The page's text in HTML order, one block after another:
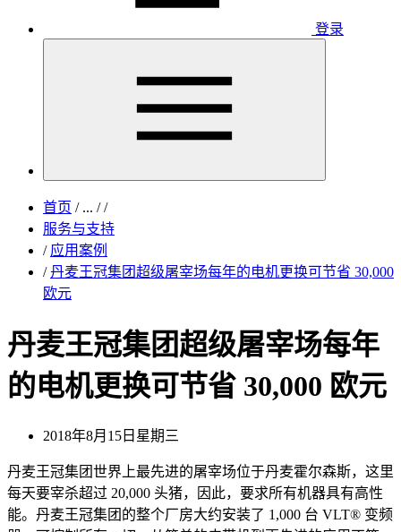
登录
首页 /... / /
服务与支持
/ 应用案例
/ 丹麦王冠集团超级屠宰场每年的电机更换可节省 30,000
欧元
丹麦王冠集团超级屠宰场每年
的电机更换可节省 30,000 欧元
2018年8月15日星期三
丹麦王冠集团世界上最先进的屠宰场位于丹麦霍尔森斯，这里
每天要宰杀超过 20,000 头猪，因此，要求所有机器具有高性
能。丹麦王冠集团的整个厂房大约安装了 1,000 台 VLT® 变频